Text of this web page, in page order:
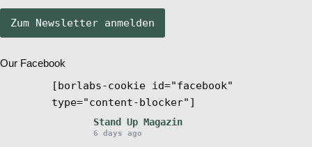
Stand Up Magazin TV
SPOT FINDER
Mein Konto
Our Facebook
[borlabs-cookie id="facebook"
type="content-blocker"]
Stand Up Magazin
6 days ago